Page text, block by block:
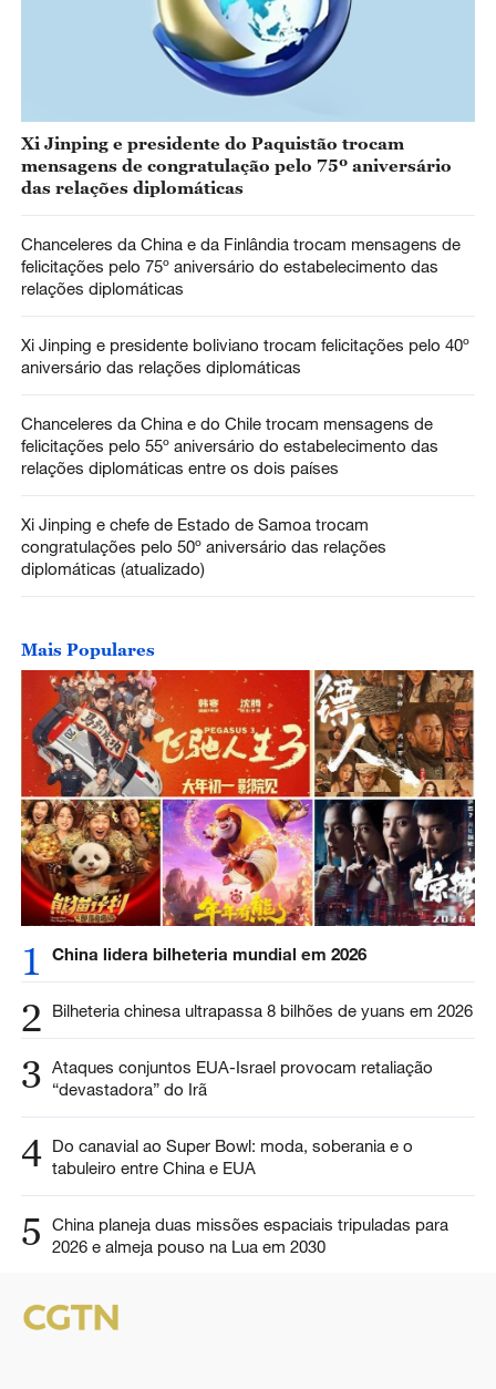
Xi Jinping e presidente do Paquistão trocam
mensagens de congratulação pelo 75º aniversário
das relações diplomáticas
Chanceleres da China e da Finlândia trocam mensagens de
felicitações pelo 75º aniversário do estabelecimento das
relações diplomáticas
Xi Jinping e presidente boliviano trocam felicitações pelo 40º
aniversário das relações diplomáticas
Chanceleres da China e do Chile trocam mensagens de
felicitações pelo 55º aniversário do estabelecimento das
relações diplomáticas entre os dois países
Xi Jinping e chefe de Estado de Samoa trocam
congratulações pelo 50º aniversário das relações
diplomáticas (atualizado)
Mais Populares
1 China lidera bilheteria mundial em 2026
2 Bilheteria chinesa ultrapassa 8 bilhões de yuans em 2026
3 Ataques conjuntos EUA-Israel provocam retaliação
“devastadora” do Irã
4 Do canavial ao Super Bowl: moda, soberania e o
tabuleiro entre China e EUA
5
China planeja duas missões espaciais tripuladas para
2026 e almeja pouso na Lua em 2030